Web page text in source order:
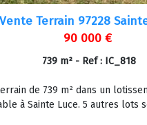
Vente Terrain 97228
90 000 €
739 m² - Ref : IC_818
de 739 m² dans un
à Sainte Luce. 5 autres lots